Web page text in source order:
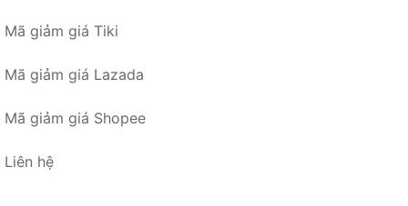
Mã giảm giá Tiki
Mã giảm giá Lazada
Mã giảm giá Shopee
Liên hệ